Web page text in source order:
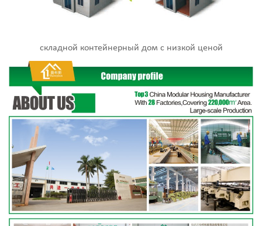
складной контейнерный дом с низкой ценой